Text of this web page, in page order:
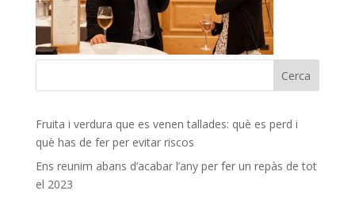
Fruita i verdura que es venen tallades: què es perd i
què has de fer per evitar riscos
Ens reunim abans d’acabar l’any per fer un repàs de tot
el 2023